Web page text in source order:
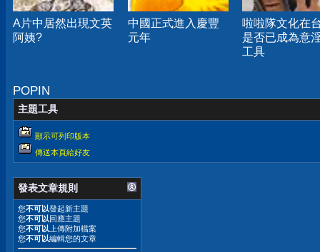
A片中居然出現文英
阿姨?
中國正式進入慶豐
元年
啦啦隊文化在
是否已成為意
工具
POPIN
主題工具
顯示可列印版本
傳送本頁給好友
發表文章規則
您不可以發起新主題
您不可以回應主題
您不可以 上傳附加檔案
您不可以編輯您的文章